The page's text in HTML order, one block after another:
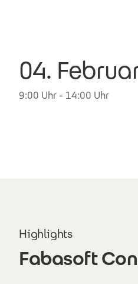
04.
9:00 Uhr - 14:00 Uhr
Highlights
Fabasoft